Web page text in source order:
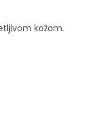
kožom.